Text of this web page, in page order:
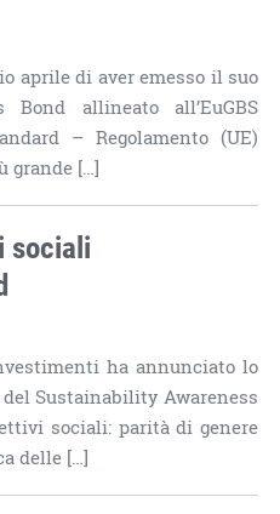
aprile di aver emesso il suo
Bond allineato all’EuGBS
– Regolamento (UE)
grande […]
sociali
ha annunciato lo
del Sustainability Awareness
sociali: parità di genere
delle […]